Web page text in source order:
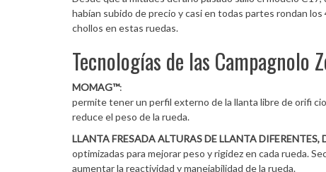
habían subido de precio y casi en todas partes rondan
chollos en estas ruedas.
Tecnologías de las Campagnolo
MOMAG™:
permite tener un perfil externo de la llanta libre de orifi
reduce el peso de la rueda.
LLANTA FRESADA ALTURAS DE LLANTA
optimizadas para mejorar peso y rigidez en cada rueda.
aumentar la reactividad y manejabilidad de la rueda.